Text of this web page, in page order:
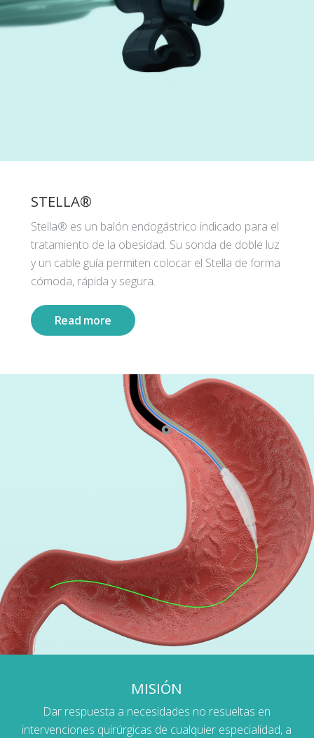
STELLA®
Stella® es un balón endogástrico indicado para el
tratamiento de la obesidad. Su sonda de doble luz
y un cable guía permiten colocar el Stella de forma
cómoda, rápida y segura.
Read more
MISIÓN
Dar respuesta a necesidades no resueltas en
intervenciones quirúrgicas de cualquier especialidad, a